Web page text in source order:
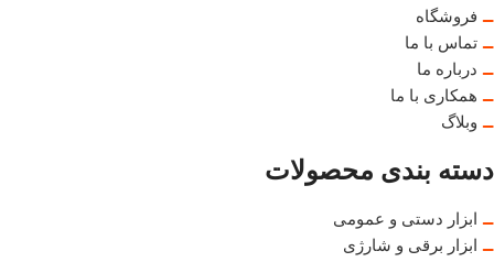
فروشگاه
تماس با ما
درباره ما
همکاری با ما
وبلاگ
دسته بندی محصولات
ابزار دستی و عمومی
ابزار برقی و شارژی